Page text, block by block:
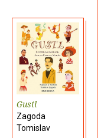
Gustl
Zagoda
Tomislav